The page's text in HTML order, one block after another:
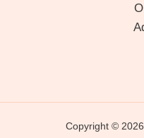
Copyright ©